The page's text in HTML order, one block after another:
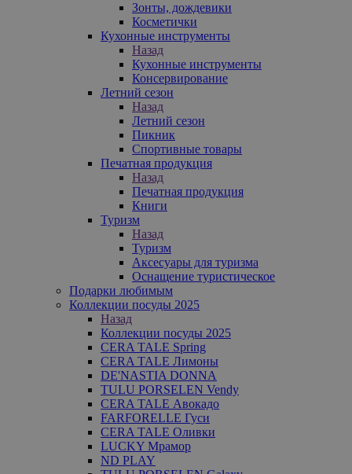
Зонты, дождевики
Косметички
Кухонные инструменты
Назад
Кухонные инструменты
Консервирование
Летний сезон
Назад
Летний сезон
Пикник
Спортивные товары
Печатная продукция
Назад
Печатная продукция
Книги
Туризм
Назад
Туризм
Аксесуары для туризма
Оснащение туристическое
Подарки любимым
Коллекции посуды 2025
Назад
Коллекции посуды 2025
CERA TALE Spring
CERA TALE Лимоны
DE'NASTIA DONNA
TULU PORSELEN Vendy
CERA TALE Авокадо
FARFORELLE Гуси
CERA TALE Оливки
LUCKY Мрамор
ND PLAY